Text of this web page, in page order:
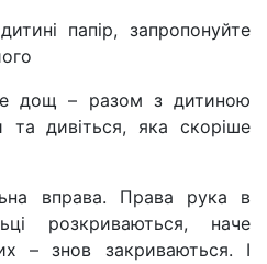
папір, запропонуйте
дощ – разом з дитиною
та дивіться, яка скоріше
вправа. Права рука в
розкриваються, наче
– знов закриваються. І